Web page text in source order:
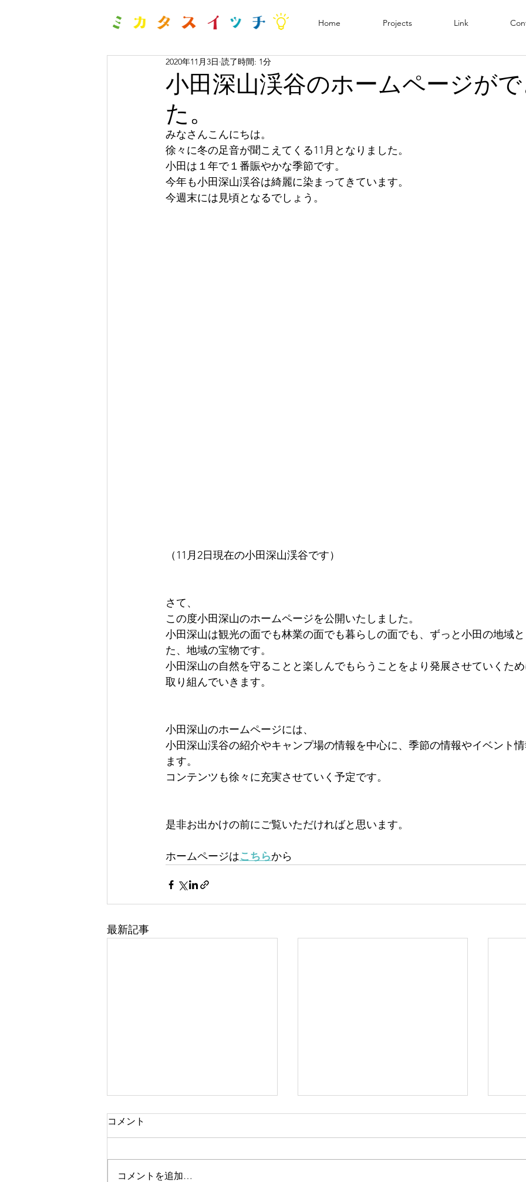
Home Projects Link
小田深山渓谷のホームページが
た。
2020年11月3日 読了時間: 1分
みなさんこんにちは。
徐々に冬の足音が聞こえてくる11月となりました。
小田は１年で１番賑やかな季節です。
今年も小田深山渓谷は綺麗に染まってきています。
今週末には見頃となるでしょう。
（11月2日現在の小田深山渓谷です）
さて、
この度小田深山のホームページを公開いたしました。
小田深山は観光の面でも林業の面でも暮らしの面でも、ずっと小田の地域
た、地域の宝物です。
小田深山の自然を守ることと楽しんでもらうことをより発展させていくた
取り組んでいきます。
小田深山のホームページには、
小田深山渓谷の紹介やキャンプ場の情報を中心に、季節の情報やイベント
ます。
コンテンツも徐々に充実させていく予定です。
是非お出かけの前にご覧いただければと思います。
ホームページはこちらから
最新記事
コメント
コメントを追加…